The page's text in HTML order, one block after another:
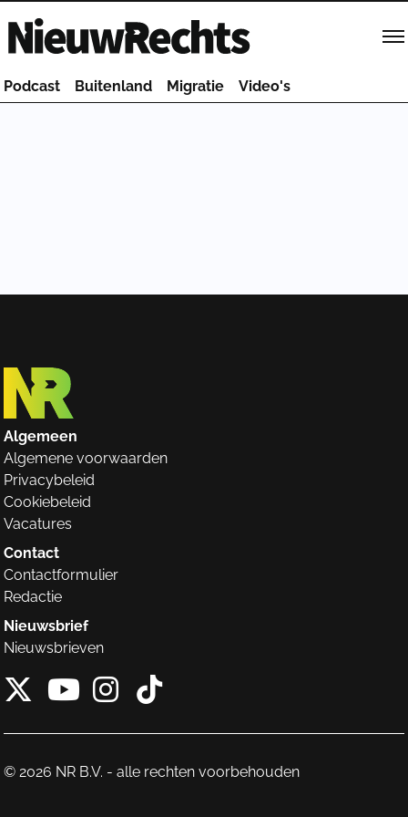
Homepage van NieuwRechts
Podcast Buitenland Migratie Video's
Algemeen
Algemene voorwaarden
Privacybeleid
Cookiebeleid
Vacatures
Contact
Contactformulier
Redactie
Nieuwsbrief
Nieuwsbrieven
X van NieuwRechts
Instagram van
Tiktok van
© 2026 NR B.V. - alle rechten voorbehouden